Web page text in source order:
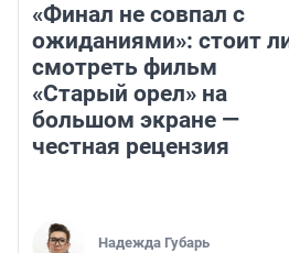
«Финал не совпал с
ожиданиями»: стоит
смотреть фильм
«Старый орел» на
большом экране —
честная рецензия
Надежда Губарь